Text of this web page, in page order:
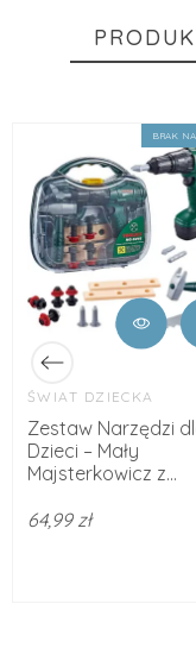
ŚWIAT DZIECKA
Zestaw Narzędzi
Dzieci – Mały
Majsterkowicz z...
64,99 zł
BRAK